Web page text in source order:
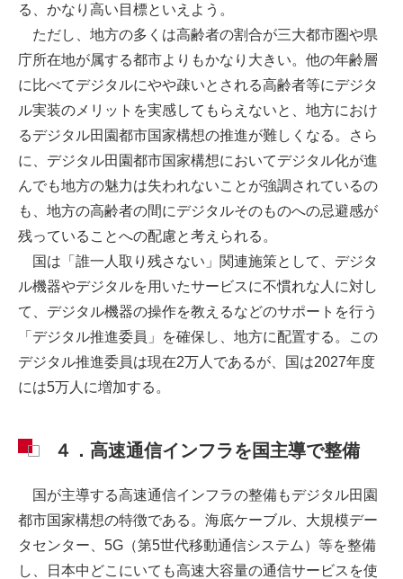
る、かなり高い目標といえよう。
ただし、地方の多くは高齢者の割合が三大都市圏や県
庁所在地が属する都市よりもかなり大きい。他の年齢層
に比べてデジタルにやや疎いとされる高齢者等にデジタ
ル実装のメリットを実感してもらえないと、地方におけ
るデジタル田園都市国家構想の推進が難しくなる。さら
に、デジタル田園都市国家構想においてデジタル化が進
んでも地方の魅力は失われないことが強調されているの
も、地方の高齢者の間にデジタルそのものへの忌避感が
残っていることへの配慮と考えられる。
国は「誰一人取り残さない」関連施策として、デジタ
ル機器やデジタルを用いたサービスに不慣れな人に対し
て、デジタル機器の操作を教えるなどのサポートを行う
「デジタル推進委員」を確保し、地方に配置する。この
デジタル推進委員は現在2万人であるが、国は2027年度
には5万人に増加する。
４．高速通信インフラを国主導で整備
国が主導する高速通信インフラの整備もデジタル田園
都市国家構想の特徴である。海底ケーブル、大規模デー
タセンター、5G（第5世代移動通信システム）等を整備
し、日本中どこにいても高速大容量の通信サービスを使